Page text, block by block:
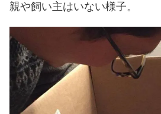
親や飼い主はいない様子。